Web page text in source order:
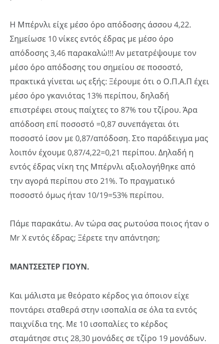
Η Μπέρνλι είχε μέσο όρο απόδοσης άσσου 4,22.
Σημείωσε 10 νίκες εντός έδρας με μέσο όρο
απόδοσης 3,46 παρακαλώ!!! Αν μετατρέψουμε τον
μέσο όρο απόδοσης του σημείου σε ποσοστό,
πρακτικά γίνεται ως εξής: Ξέρουμε ότι ο Ο.Π.Α.Π έχει
μέσο όρο γκανιότας 13% περίπου, δηλαδή
επιστρέφει στους παίχτες το 87% του τζίρου. Άρα
απόδοση επί ποσοστό =0,87 συνεπάγεται ότι
ποσοστό ίσον με 0,87/απόδοση. Στο παράδειγμα μας
λοιπόν έχουμε 0,87/4,22=0,21 περίπου. Δηλαδή η
εντός έδρας νίκη της Μπέρνλι αξιολογήθηκε από
την αγορά περίπου στο 21%. Το πραγματικό
ποσοστό όμως ήταν 10/19=53% περίπου.
Πάμε παρακάτω. Αν τώρα σας ρωτούσα ποιος ήταν ο
Mr X εντός έδρας; Ξέρετε την απάντηση;
ΜΑΝΤΣΕΣΤΕΡ ΓΙΟΥΝ.
Και μάλιστα με θεόρατο κέρδος για όποιον είχε
ποντάρει σταθερά στην ισοπαλία σε όλα τα εντός
παιχνίδια της. Με 10 ισοπαλίες το κέρδος
σταμάτησε στις 28,30 μονάδες σε τζίρο 19 μονάδων.